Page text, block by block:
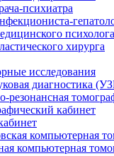
психиатра
психолога
хирурга
исследования
диагностика
резонансная
кабинет
компьютерная
компьютерная